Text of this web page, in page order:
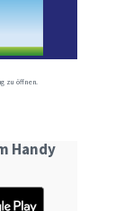
zu öffnen.
Handy